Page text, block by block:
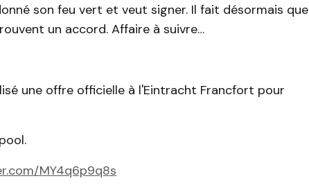
son feu vert et veut signer. Il fait désormais que
un accord. Affaire à suivre…
une offre officielle à l'Eintracht Francfort pour
MY4q6p9q8s